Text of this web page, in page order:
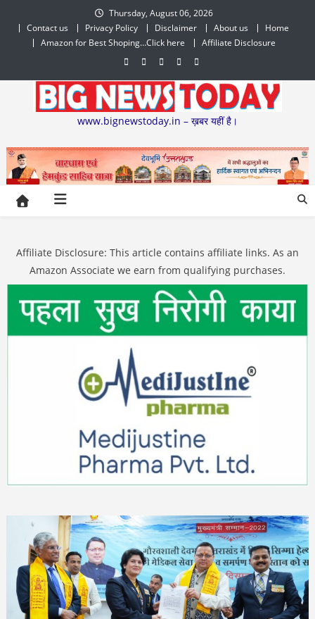
content
Thursday, August 06, 2026
Contact us
Privacy Policy Disclaimer About us
Home
Amazon for Best Shoping…Click here
Affiliate Disclosure
www.bignewstoday.in – ख़बर यहीं है।
Affiliate Disclosure: This article contains affiliate links. As an
Amazon Associate we earn from qualifying purchases.